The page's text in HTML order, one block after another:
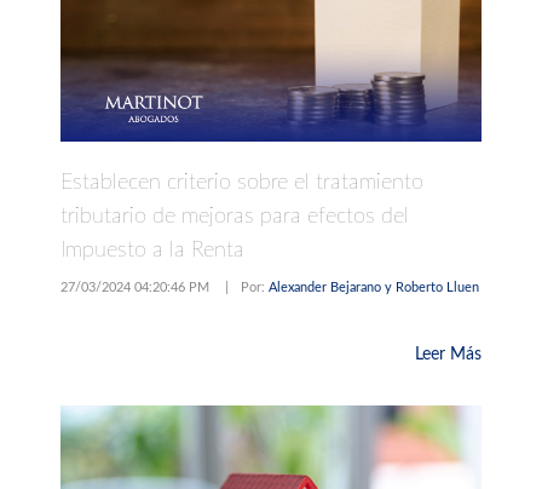
Establecen criterio sobre el tratamiento
tributario de mejoras para efectos del
Impuesto a la Renta
27/03/2024 04:20:46 PM Por: Alexander Bejarano y Roberto Lluen
Leer Más